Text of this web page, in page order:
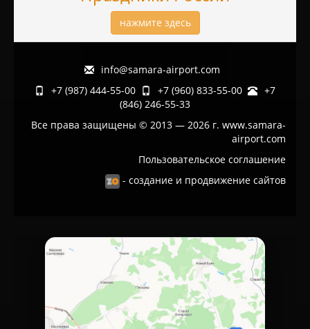
нажмите здесь
info@samara-airport.com
+7 (987) 444-55-00
+7 (960) 833-55-00
+7
(846) 246-55-33
Все права защищены © 2013 — 2026 г. www.samara-
airport.com
Пользовательское соглашение
- создание и продвижение сайтов